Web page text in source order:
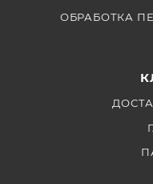
ОБРАБОТКА